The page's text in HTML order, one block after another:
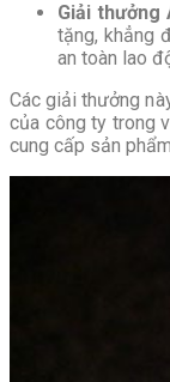
Giải thưởng
tặng, khẳng
an toàn lao
Các giải thưởng
của công ty trong
cung cấp sản